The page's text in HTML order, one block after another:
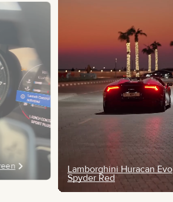
Lamborghini Huracan Evo
Spyder Red